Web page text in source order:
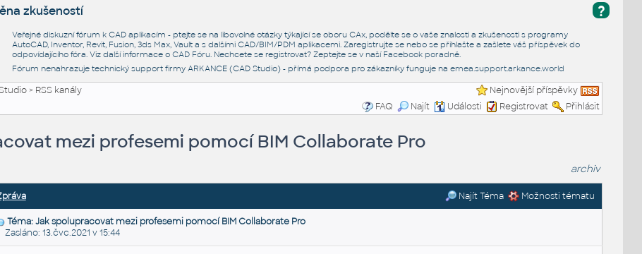
?
zkušeností
Veřejné diskuzní fórum k CAD aplikacím - ptejte se na libovolné otázky týkající se oboru CAx, podělte se o vaše znalosti a zkušenosti s programy
AutoCAD, Inventor, Revit, Fusion, 3ds Max, Vault a s dalšími CAD/BIM/PDM aplikacemi. Zaregistrujte se nebo se přihlašte a zašlete váš příspěvek do
odpovídajícího fóra. Viz další informace o CAD Fóru. Nechcete se registrovat? Zeptejte se v naší Facebook poradně.
Fórum nenahrazuje technický support firmy ARKANCE (CAD Studio) - přímá podpora pro zákazníky funguje na emea.support.arkance.world
> RSS kanály
Nejnovější příspěvky
FAQ
Najít Události Registrovat Přihlásit
mezi profesemi pomocí BIM Collaborate Pro
archiv
Najít Téma Možnosti tématu
Téma: Jak spolupracovat mezi profesemi pomocí BIM Collaborate Pro
Zasláno: 13.čvc.2021 v 15:44